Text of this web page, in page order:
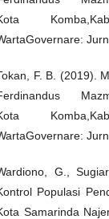
F. B. (2019).
G.,
Populasi
Samarinda